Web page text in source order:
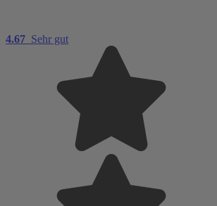
4.67 Sehr gut